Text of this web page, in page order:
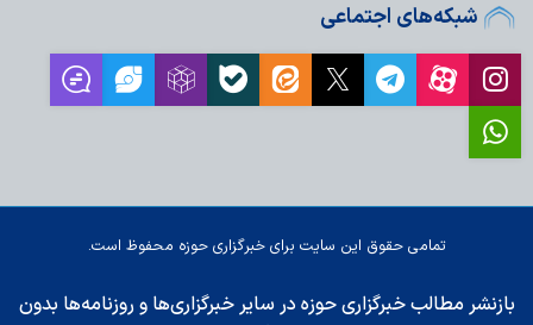
شبکه‌های اجتماعی
تمامی حقوق این سایت برای خبرگزاری حوزه محفوظ است.
بازنشر مطالب خبرگزاری حوزه در سایر خبرگزاری‌ها و روزنامه‌ها بدون